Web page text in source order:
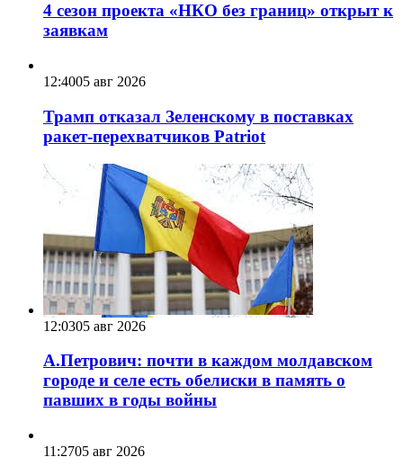
4 сезон проекта «НКО без границ» открыт к
заявкам
12:4005 авг 2026
Трамп отказал Зеленскому в поставках
ракет-перехватчиков Patriot
12:0305 авг 2026
А.Петрович: почти в каждом молдавском
городе и селе есть обелиски в память о
павших в годы войны
11:2705 авг 2026